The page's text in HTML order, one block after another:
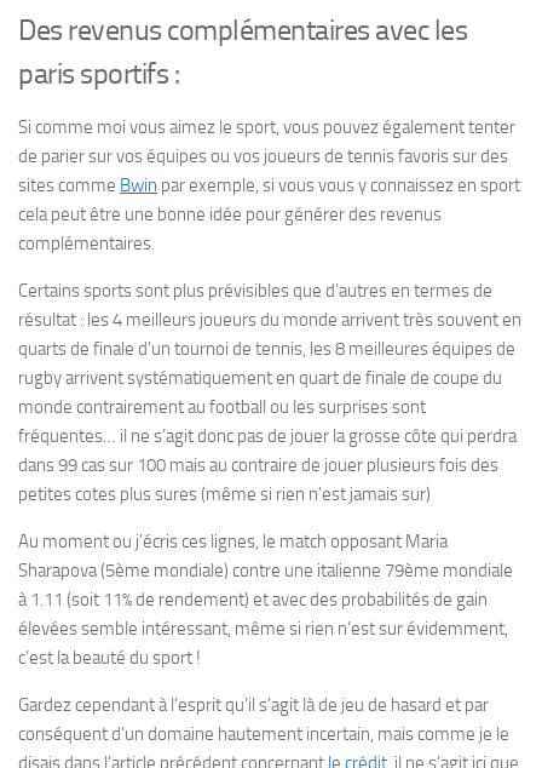
Des revenus complémentaires avec les
paris sportifs :
Si comme moi vous aimez le sport, vous pouvez également tenter
de parier sur vos équipes ou vos joueurs de tennis favoris sur des
sites comme Bwin par exemple, si vous vous y connaissez en sport
cela peut être une bonne idée pour générer des revenus
complémentaires.
Certains sports sont plus prévisibles que d’autres en termes de
résultat : les 4 meilleurs joueurs du monde arrivent très souvent en
quarts de finale d’un tournoi de tennis, les 8 meilleures équipes de
rugby arrivent systématiquement en quart de finale de coupe du
monde contrairement au football ou les surprises sont
fréquentes… il ne s’agit donc pas de jouer la grosse côte qui perdra
dans 99 cas sur 100 mais au contraire de jouer plusieurs fois des
petites cotes plus sures (même si rien n’est jamais sur)
Au moment ou j’écris ces lignes, le match opposant Maria
Sharapova (5ème mondiale) contre une italienne 79ème mondiale
à 1.11 (soit 11% de rendement) et avec des probabilités de gain
élevées semble intéressant, même si rien n’est sur évidemment,
c’est la beauté du sport !
Gardez cependant à l’esprit qu’il s’agit là de jeu de hasard et par
conséquent d’un domaine hautement incertain, mais comme je le
disais dans l’article précédent concernant le crédit , il ne s’agit ici que